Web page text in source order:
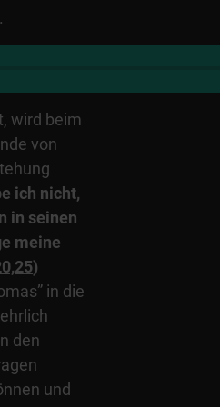
wird beim
von
ich nicht,
in seinen
meine
)
in die
den
und